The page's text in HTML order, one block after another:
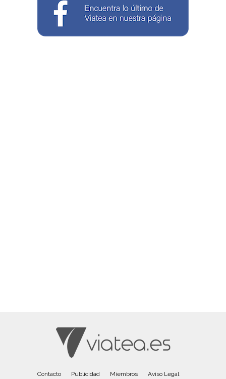
Contacto Publicidad Miembros Aviso Legal